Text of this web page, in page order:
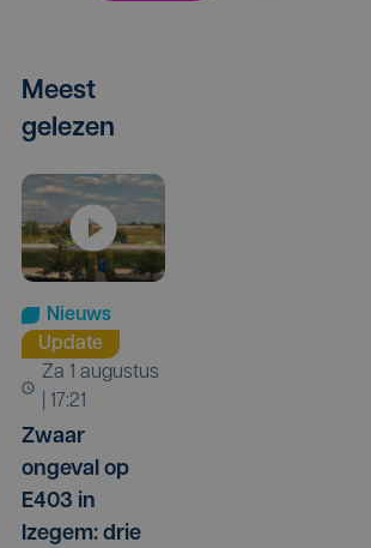
Meest
gelezen
Nieuws
Update
za 1 augustus
| 17:21
Zwaar
ongeval op
E403 in
Izegem: drie